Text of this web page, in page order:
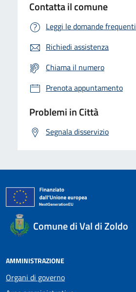
Contatta il comune
Leggi le domande frequenti
Richiedi assistenza
Chiama il numero
Prenota appuntamento
Problemi in Città
Segnala disservizio
Comune di Val di Zoldo
AMMINISTRAZIONE
Organi di governo